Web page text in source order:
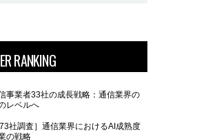
RANKING
事業者33社の成長戦略：通信業界の
レベルへ
社調査］通信業界におけるAI成熟度
の戦略